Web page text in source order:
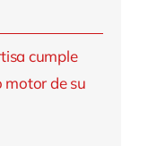
cumple
motor de su